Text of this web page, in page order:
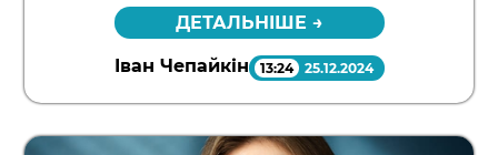
ДЕТАЛЬНІШЕ →
Іван Чепайкін 13:24 25.12.2024